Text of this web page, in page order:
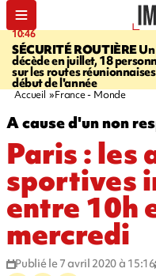
10:46
SÉCURITÉ ROUTIÈREUn
décède en juillet, 18
sur les routes
début de l'année
Accueil France - Monde
A cause d'un non
Paris : les
sportives
entre 10h
mercredi
Publié le 7 avril 2020 à 15:16